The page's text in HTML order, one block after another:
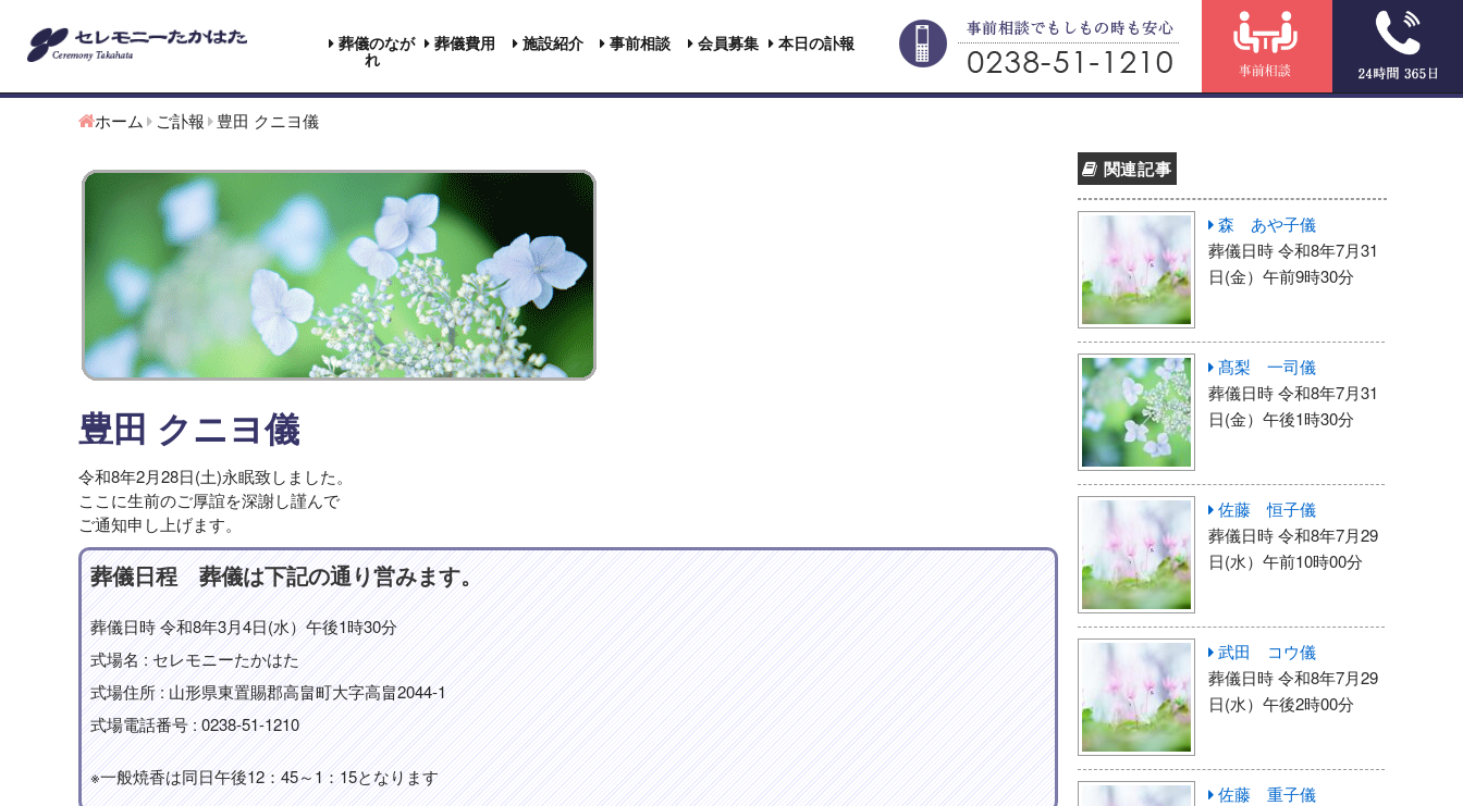
葬儀のなが
れ
葬儀費用 施設紹介 事前相談 会員募集 本日の訃報
ホーム ご訃報 豊田 クニヨ儀
豊田 クニヨ儀
令和8年2月28日(土)永眠致しました。
ここに生前のご厚誼を深謝し謹んで
ご通知申し上げます。
葬儀日程 葬儀は下記の通り営みます。
葬儀日時 令和8年3月4日(水）午後1時30分
式場名 : セレモニーたかはた
式場住所 : 山形県東置賜郡高畠町大字高畠2044-1
式場電話番号 : 0238-51-1210
※一般焼香は同日午後12：45～1：15となります
関連記事
森 あや子儀
葬儀日時 令和8年7月31
日(金）午前9時30分
髙梨 一司儀
葬儀日時 令和8年7月31
日(金）午後1時30分
佐藤 恒子儀
葬儀日時 令和8年7月29
日(水）午前10時00分
武田 コウ儀
葬儀日時 令和8年7月29
日(水）午後2時00分
佐藤 重子儀